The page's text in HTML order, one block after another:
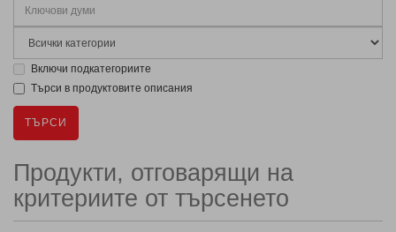
Включи подкатегориите
Търси в продуктовите описания
Продукти, отговарящи на
критериите от търсенето